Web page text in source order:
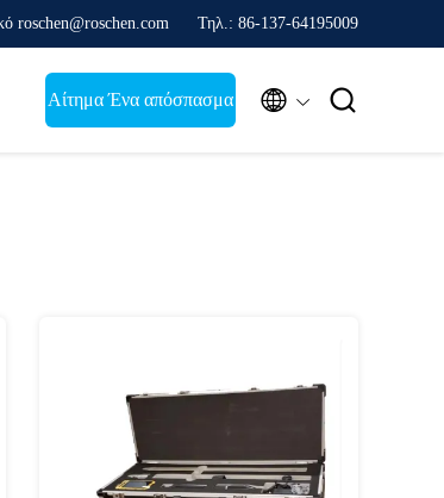
roschen@roschen.com Τηλ.: 86-137-64195009
Αίτημα Ένα απόσπασμα  